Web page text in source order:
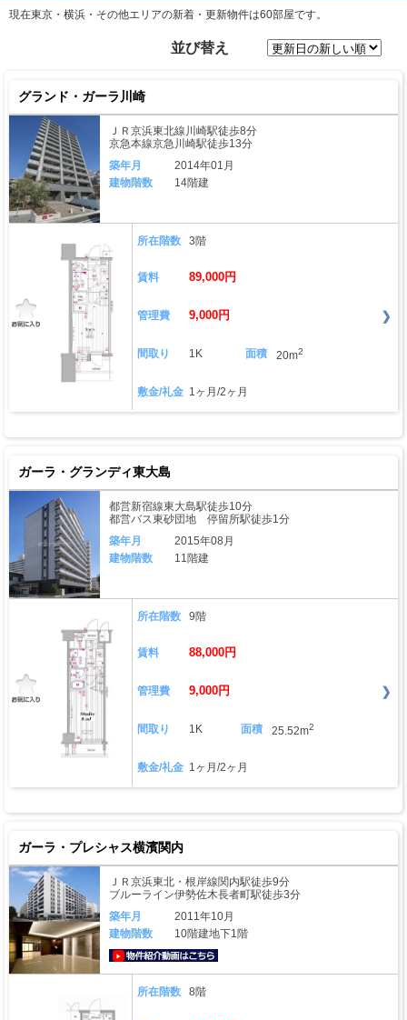
現在東京・横浜・その他エリアの新着・更新物件は60部屋です。
並び替え
グランド・ガーラ川崎
ＪＲ京浜東北線川崎駅徒歩8分
京急本線京急川崎駅徒歩13分
築年月
2014年01月
建物階数
14階建
所在階数 3階
賃料 89,000円
管理費 9,000円
間取り 1K 面積 20m2
敷金/礼金 1ヶ月/2ヶ月
ガーラ・グランディ東大島
都営新宿線東大島駅徒歩10分
都営バス東砂団地 停留所駅徒歩1分
築年月
2015年08月
建物階数
11階建
所在階数 9階
賃料 88,000円
管理費 9,000円
間取り 1K 面積 25.52m2
敷金/礼金 1ヶ月/2ヶ月
ガーラ・プレシャス横濱関内
ＪＲ京浜東北・根岸線関内駅徒歩9分
ブルーライン伊勢佐木長者町駅徒歩3分
築年月
2011年10月
建物階数
10階建地下1階
所在階数 8階